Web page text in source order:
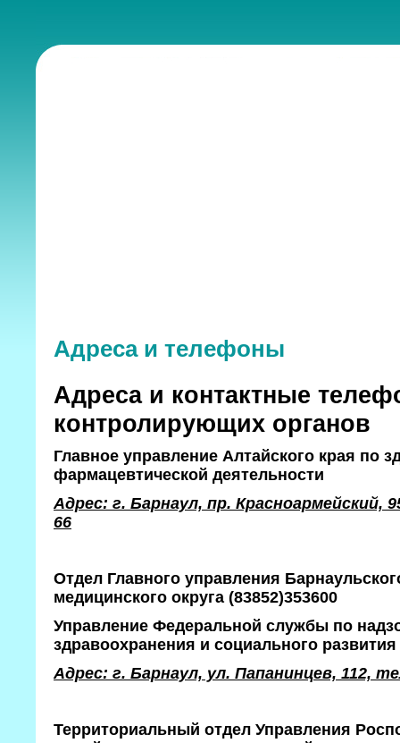
Адреса и телефоны
Адреса и контактные
контролирующих органов
Главное управление Алтайского края по
фармацевтической деятельности
Адрес: г. Барнаул, пр. Красноармейский,
66
Отдел Главного управления
медицинского округа (83852)353600
Управление Федеральной службы по
здравоохранения и социального развития
Адрес: г. Барнаул, ул. Папанинцев, 112,
Территориальный отдел Управления